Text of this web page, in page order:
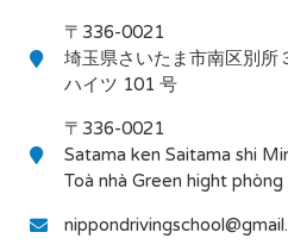
〒336-0021
埼玉県さいたま市南区別所
ハイツ 101 号
〒336-0021
Satama ken Saitama shi
Toà nhà Green hight phòng